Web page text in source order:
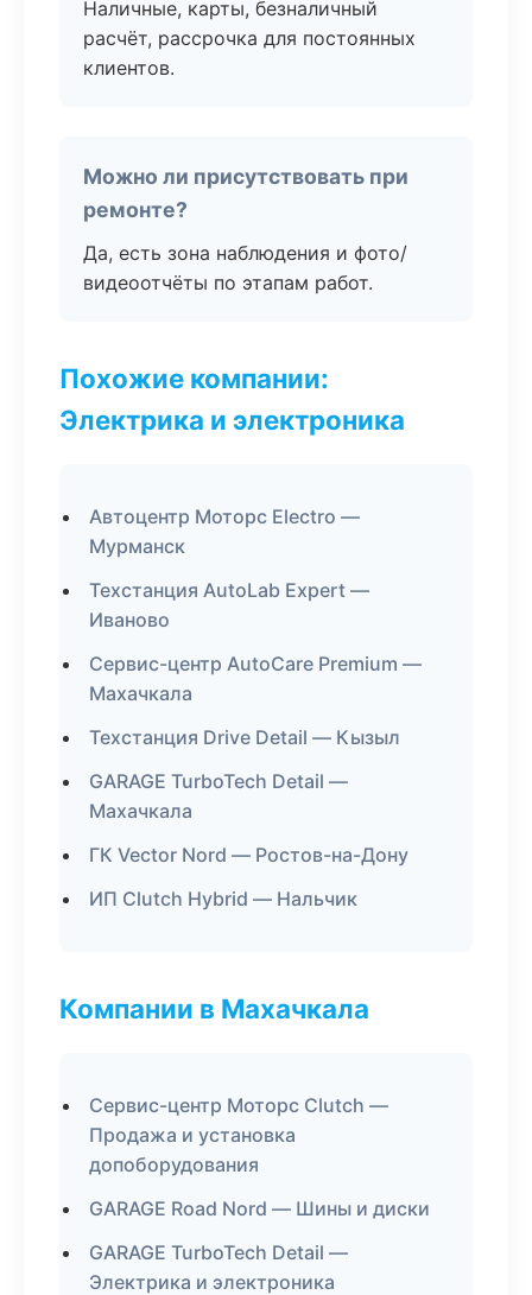
Наличные, карты, безналичный
расчёт, рассрочка для постоянных
клиентов.
Можно ли присутствовать при
ремонте?
Да, есть зона наблюдения и фото/
видеоотчёты по этапам работ.
Похожие компании:
Электрика и электроника
Автоцентр Моторс Electro —
Мурманск
Техстанция AutoLab Expert —
Иваново
Сервис-центр AutoCare Premium —
Махачкала
Техстанция Drive Detail — Кызыл
GARAGE TurboTech Detail —
Махачкала
ГК Vector Nord — Ростов-на-Дону
ИП Clutch Hybrid — Нальчик
Компании в Махачкала
Сервис-центр Моторс Clutch —
Продажа и установка
допоборудования
GARAGE Road Nord — Шины и диски
GARAGE TurboTech Detail —
Электрика и электроника